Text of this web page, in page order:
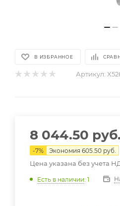
В ИЗБРАННОЕ
Артикул:
8 044.50 руб.
-7% Экономия 605.50 руб.
Цена указана без учета
Есть в наличии: 1